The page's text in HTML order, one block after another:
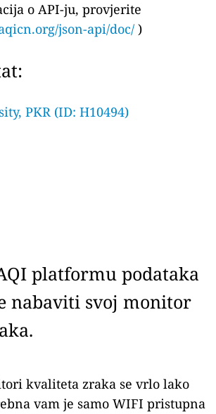
o API-ju, provjerite
json-api/doc/ )
PKR (ID: H10494)
platformu podataka
nabaviti svoj monitor
kvaliteta zraka se vrlo lako
vam je samo WIFI pristupna